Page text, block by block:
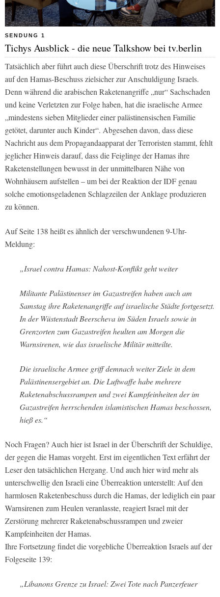
SENDUNG 1
Tichys Ausblick - die neue Talkshow bei tv.berlin
Tatsächlich aber führt auch diese Überschrift trotz des Hinweises
auf den Hamas-Beschuss zielsicher zur Anschuldigung Israels.
Denn während die arabischen Raketenangriffe „nur“ Sachschaden
und keine Verletzten zur Folge haben, hat die israelische Armee
„mindestens sieben Mitglieder einer palästinensischen Familie
getötet, darunter auch Kinder“. Abgesehen davon, dass diese
Nachricht aus dem Propagandaapparat der Terroristen stammt, fehlt
jeglicher Hinweis darauf, dass die Feiglinge der Hamas ihre
Raketenstellungen bewusst in der unmittelbaren Nähe von
Wohnhäusern aufstellen – um bei der Reaktion der IDF genau
solche emotionsgeladenen Schlagzeilen der Anklage produzieren
zu können.
Auf Seite 138 heißt es ähnlich der verschwundenen 9-Uhr-
Meldung:
„Israel contra Hamas: Nahost-Konflikt geht weiter
Militante Palästinenser im Gazastreifen haben auch am
Samstag ihre Raketenangriffe auf israelische Städte fortgesetzt.
In der Wüstenstadt Beerscheva im Süden Israels sowie in
Grenzorten zum Gazastreifen heulten am Morgen die
Warnsirenen, wie das israelische Militär mitteilte.
Die israelische Armee griff demnach weiter Ziele in dem
Palästinensergebiet an. Die Luftwaffe habe mehrere
Raketenabschussrampen und zwei Kampfeinheiten der im
Gazastreifen herrschenden islamistischen Hamas beschossen,
hieß es.“
Noch Fragen? Auch hier ist Israel in der Überschrift der Schuldige,
der gegen die Hamas vorgeht. Erst im eigentlichen Text erfährt der
Leser den tatsächlichen Hergang. Und auch hier wird mehr als
unterschwellig den Israeli eine Überreaktion unterstellt: Auf den
harmlosen Raketenbeschuss durch die Hamas, der lediglich ein paar
Warnsirenen zum Heulen veranlasste, reagiert Israel mit der
Zerstörung mehrerer Raketenabschussrampen und zweier
Kampfeinheiten der Hamas.
Ihre Fortsetzung findet die vorgebliche Überreaktion Israels auf der
Folgeseite 139:
„Libanons Grenze zu Israel: Zwei Tote nach Panzerfeuer